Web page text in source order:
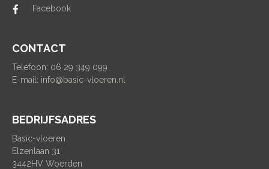
Facebook
CONTACT
Telefoon: 06 29 349 099
E-mail: info@basic-vloeren.nl
BEDRIJFSADRES
Basic-vloeren
Elzenlaan 31
3442HV Woerden